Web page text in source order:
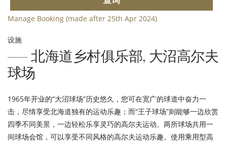
Manage Booking (made after 25th Apr 2024)
设施
北海道乡村俱乐部, 大沼高尔夫
球场
1965年开业的“大沼球场”历史悠久，您可在宽广的球道中奋力一
击，尽情享受北海道独有的运动乐趣；而“王子球场”则能够一边欣赏
四季不同美景，一边轻松乐享灵巧的高尔夫运动。两所球场共用一
间球场会馆，可以享受不同风格的高尔夫运动乐趣。使用乘用型高